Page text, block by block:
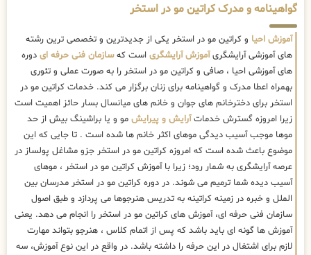
گواهینامه و مدرک کراتین مو در استخر
آموزش احیا و کراتین مو در استخر یکی از جدیدترین و تخصصی ترین رشته
های آموزشی آرایشگریآموزش آرایشگری است کهسازمان فنی حرفه ای دوره
های آموزشی احیا ، صافی و کراتین مو در استخر را به صورت عملی و تئوری
بهمراه اعطا مدرک و گواهینامه برای زنان برگزار می کند. خدمات کراتین مو در
استخر برای دخترخانم های جوان و خانم های میانسال بسار حائز اهمیت است
زیرا امروزه گسترش خدماتآرایش و پیرایش مو و یا براشینگ بیش از حد
موها موجب آسیب دیدگی موهای اکثر خانم ها شده است . تا جایی که این
موضوع باعث شده است که امروزه کراتین مو در استخر جزو مشاغل پولساز در
عرصه آرایشگری به شمار رود؛ زیرا با آموزش کراتین مو در استخر ، موهای
آسیب دیده شما ترمیم می شوند. در دوره کراتین مو در استخر مدرسان بین
الملل و خبره در زمینه کراتینه به تدریس هنرجوها می پردازد و طبق اصول
سازمان فنی حرفه ای، آموزش های کراتین مو در استخر را انجام می دهد. یعنی
آموزش ها گونه ای باید باشد که پس از اتمام کلاس ، هنرجو بتواند مهارت
لازم برای اشتغال در این حرفه را داشته باشد. در واقع در این نوع آموزش، سه